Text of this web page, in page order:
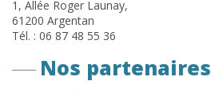
1, Allée Roger Launay,
61200 Argentan
Tél. : 06 87 48 55 36
Nos partenaires